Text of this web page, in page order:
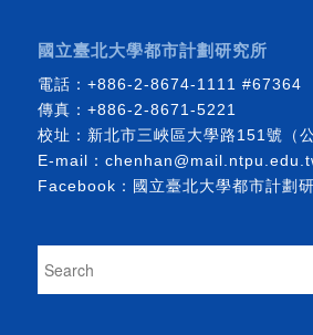
國立臺北大學都市計劃研究所
電話： +886-2-8674-1111 #67364
傳真：+886-2-8671-5221
校址：新北市三峽區大學路151號（
E-mail：
Facebook： 國立臺北大學都市計劃